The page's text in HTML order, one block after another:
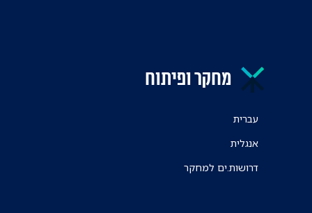
מחקר ופיתוח
עברית
אנגלית
דרושות.ים למחקר